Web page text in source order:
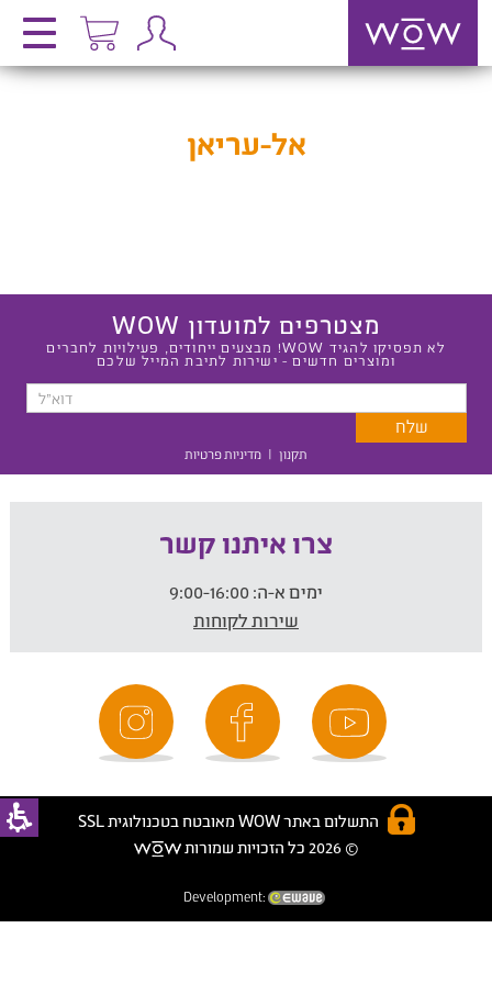
אל-עריאן
מצטרפים למועדון WOW
לא תפסיקו להגיד WOW! מבצעים ייחודים, פעילויות לחברים
ומוצרים חדשים - ישירות לתיבת המייל שלכם
תקנון | מדיניות פרטיות
צרו איתנו קשר
ימים א-ה:
שירות לקוחות
התשלום באתר WOW מאובטח בטכנולוגית SSL
© 2026 כל הזכויות שמורות
Development: